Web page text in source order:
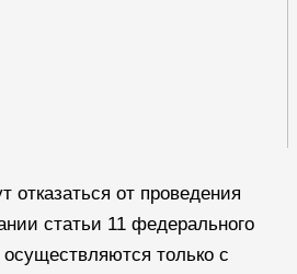
отказаться от проведения
статьи 11 федерального
только с